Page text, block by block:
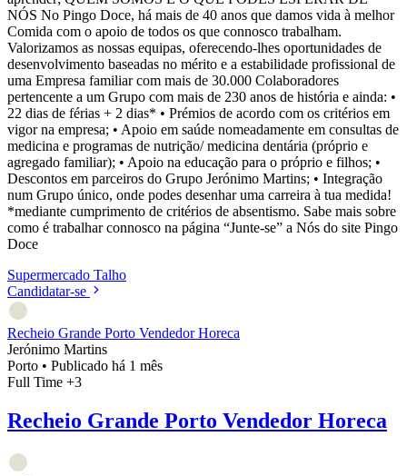
NÓS No Pingo Doce, há mais de 40 anos que damos vida à melhor
Comida com o apoio de todos os que connosco trabalham.
Valorizamos as nossas equipas, oferecendo-lhes oportunidades de
desenvolvimento baseadas no mérito e a estabilidade profissional de
uma Empresa familiar com mais de 30.000 Colaboradores
pertencente a um Grupo com mais de 230 anos de história e ainda: •
22 dias de férias + 2 dias* • Prémios de acordo com os critérios em
vigor na empresa; • Apoio em saúde nomeadamente em consultas de
medicina e programas de nutrição/ medicina dentária (próprio e
agregado familiar); • Apoio na educação para o próprio e filhos; •
Descontos em parceiros do Grupo Jerónimo Martins; • Integração
num Grupo único, onde podes desenhar uma carreira à tua medida!
*mediante cumprimento de critérios de absentismo. Sabe mais sobre
como é trabalhar connosco na página “Junte-se” a Nós do site Pingo
Doce
Supermercado Talho
Candidatar-se
Recheio Grande Porto Vendedor Horeca
Jerónimo Martins
Porto • Publicado há 1 mês
Full Time +3
Recheio Grande Porto Vendedor Horeca